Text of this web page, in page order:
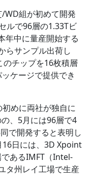
WD組が初めて開発
ルで96層の1.33Tビ
年中に量産開始する
らサンプル出荷し
チップを16枚積層
ケージで提供でき
めに両社が独自に
、5月には96層で4
で開発すると表明し
16日には、3D Xpoint
あるIMFT（Intel-
タ州レイ工場で生産